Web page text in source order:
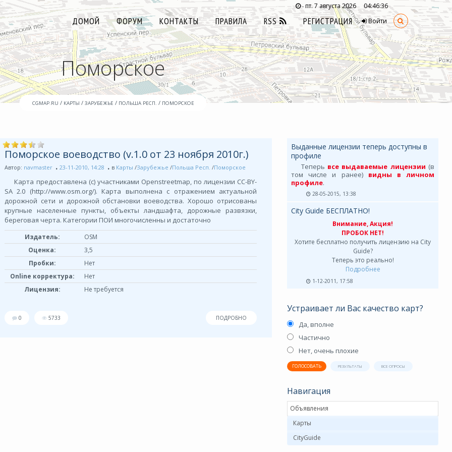
- пт. 7 августа 2026 04:46:37
ДОМОЙ ФОРУМ КОНТАКТЫ ПРАВИЛА RSS РЕГИСТРАЦИЯ Войти
Поморское
CGMAP.RU / КАРТЫ / ЗАРУБЕЖЬЕ / ПОЛЬША РЕСП. / ПОМОРСКОЕ
Поморское воеводство (v.1.0 от 23 ноября 2010г.)
Автор: navmaster 23-11-2010, 14:28 в Карты /Зарубежье /Польша Респ. /Поморское
Карта предоставлена (с) участниками Openstreetmap, по лицензии СС-BY-
SA 2.0 (http://www.osm.org/). Карта выполнена с отражением актуальной
дорожной сети и дорожной обстановки воеводства. Хорошо отрисованы
крупные населенные пункты, объекты ландшафта, дорожные развязки,
береговая черта. Категории ПОИ многочисленны и достаточно
Издатель:
OSM
Оценка:
3,5
Пробки:
Нет
Online корректура:
Нет
Лицензия:
Не требуется
0 5733 ПОДРОБНО
Выданные лицензии теперь доступны в
профиле
Теперь все выдаваемые лицензии (в
том числе и ранее) видны в личном
профиле.
28-05-2015, 13:38
City Guide БЕСПЛАТНО!
Внимание, Акция!
ПРОБОК НЕТ!
Хотите бесплатно получить лицензию на City
Guide?
Теперь это реально!
Подробнее
1-12-2011, 17:58
Устраивает ли Вас качество карт?
Да, вполне
Частично
Нет, очень плохие
ГОЛОСОВАТЬ РЕЗУЛЬТАТЫ ВСЕ ОПРОСЫ
Навигация
Объявления
Карты
CityGuide